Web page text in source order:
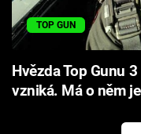
TOP GUN
Hvězda Top Gunu
vzniká. Má o něm